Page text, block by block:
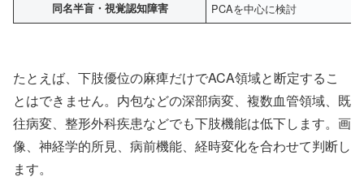
同名半盲・視覚認知障害 PCAを中心に検討
たとえば、下肢優位の麻痺だけでACA領域と断定するこ
とはできません。内包などの深部病変、複数血管領域、既
往病変、整形外科疾患などでも下肢機能は低下します。画
像、神経学的所見、病前機能、経時変化を合わせて判断し
ます。